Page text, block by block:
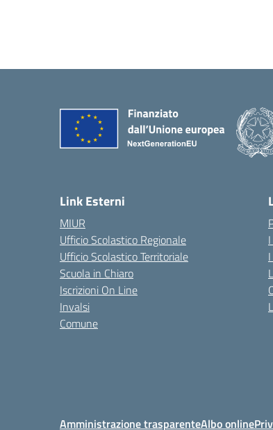
Link Esterni
MIUR
Ufficio Scolastico Regionale
Ufficio Scolastico Territoriale
Scuola in Chiaro
Iscrizioni On Line
Invalsi
Comune
Amministrazione trasparenteAlbo online